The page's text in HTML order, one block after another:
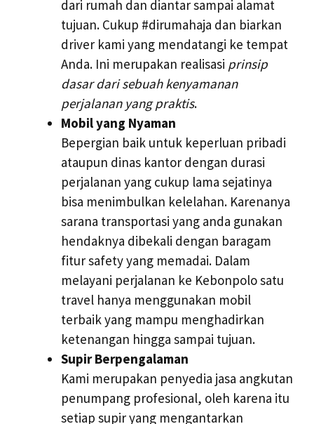
dari rumah dan diantar sampai alamat
tujuan. Cukup #dirumahaja dan biarkan
driver kami yang mendatangi ke tempat
Anda. Ini merupakan realisasi prinsip
dasar dari sebuah kenyamanan
perjalanan yang praktis.
Mobil yang Nyaman
Bepergian baik untuk keperluan pribadi
ataupun dinas kantor dengan durasi
perjalanan yang cukup lama sejatinya
bisa menimbulkan kelelahan. Karenanya
sarana transportasi yang anda gunakan
hendaknya dibekali dengan baragam
fitur safety yang memadai. Dalam
melayani perjalanan ke Kebonpolo satu
travel hanya menggunakan mobil
terbaik yang mampu menghadirkan
ketenangan hingga sampai tujuan.
Supir Berpengalaman
Kami merupakan penyedia jasa angkutan
penumpang profesional, oleh karena itu
setiap supir yang mengantarkan